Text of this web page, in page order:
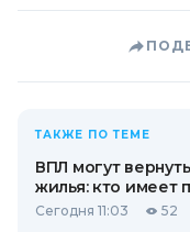
ТАКЖЕ ПО ТЕМЕ
ВПЛ могут
жилья: кто имеет
Сегодня 11:03 52